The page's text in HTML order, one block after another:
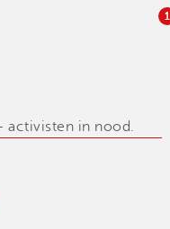
1
activisten in nood.